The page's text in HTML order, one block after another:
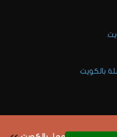
بالكويت